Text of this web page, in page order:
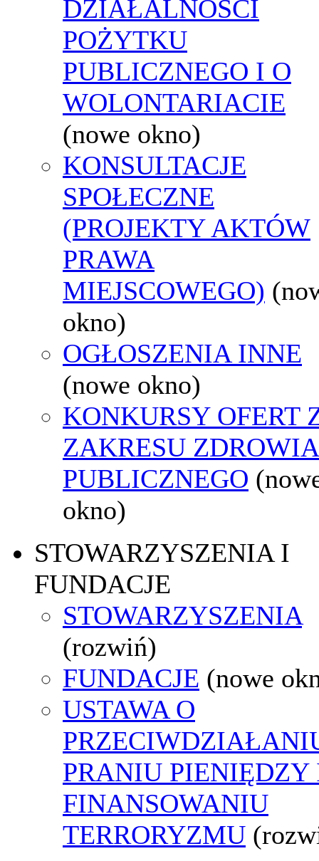
DZIAŁALNOŚCI
POŻYTKU
PUBLICZNEGO I O
WOLONTARIACIE
(nowe okno)
KONSULTACJE
SPOŁECZNE
(PROJEKTY AKTÓW
PRAWA
MIEJSCOWEGO)
okno)
OGŁOSZENIA INNE
(nowe okno)
KONKURSY OFERT
ZAKRESU ZDROWIA
PUBLICZNEGO
okno)
STOWARZYSZENIA I
FUNDACJE
STOWARZYSZENIA
(rozwiń)
FUNDACJE (nowe
USTAWA O
PRANIU PIENIĘDZY
FINANSOWANIU
TERRORYZMU